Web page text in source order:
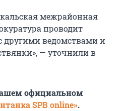
межрайонная
проводит
другими ведомствами и
— уточнили в
официальном
SPB online».